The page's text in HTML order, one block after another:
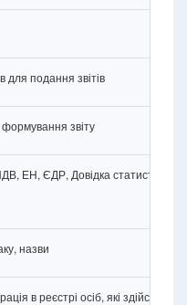
для подання звітів
звіту
ЕН, ЄДР, Довідка статистики
назви
в реєстрі осіб, які